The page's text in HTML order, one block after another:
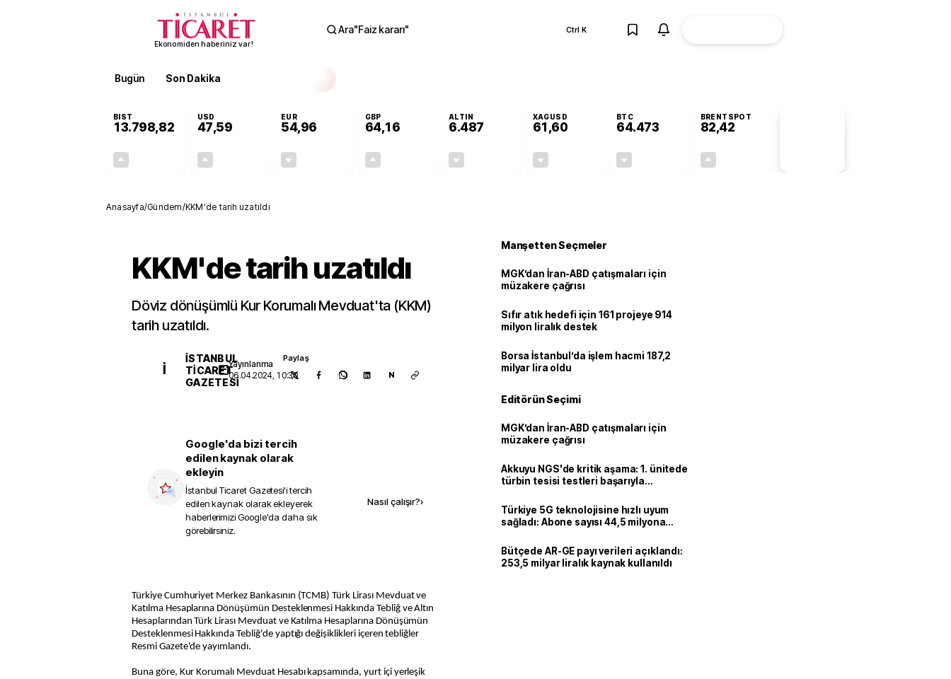
Ekonomiden haberiniz var!
Ara"Faiz kararı" Ctrl K
Bugün Son Dakika
BIST
13.798,82
USD
47,59
EUR
54,96
GBP
64,16
ALTIN
6.487
XAGUSD
61,60
BTC
64.473
BRENTSPOT
82,42
Anasayfa/Gündem/KKM'de tarih uzatıldı
KKM'de tarih uzatıldı
Döviz dönüşümlü Kur Korumalı Mevduat'ta (KKM)
tarih uzatıldı.
İ
İSTANBUL
TICARET
GAZETESI
Yayınlanma
06.04.2024, 10:30
Paylaş
N
Google'da bizi tercih
edilen kaynak olarak
ekleyin
İstanbul Ticaret Gazetesi'i tercih
edilen kaynak olarak ekleyerek
haberlerimizi Google'da daha sık
görebilirsiniz.
Nasıl çalışır?›
Türkiye Cumhuriyet Merkez Bankasının (TCMB) Türk Lirası Mevduat ve
Katılma Hesaplarına Dönüşümün Desteklenmesi Hakkında Tebliğ ve Altın
Hesaplarından Türk Lirası Mevduat ve Katılma Hesaplarına Dönüşümün
Desteklenmesi Hakkında Tebliğ'de yaptığı değişiklikleri içeren tebliğler
Resmi Gazete'de yayımlandı.
Buna göre, Kur Korumalı Mevduat Hesabı kapsamında, yurt içi yerleşik
Manşetten Seçmeler
MGK’dan İran-ABD çatışmaları için
müzakere çağrısı
Sıfır atık hedefi için 161 projeye 914
milyon liralık destek
Borsa İstanbul’da işlem hacmi 187,2
milyar lira oldu
Editörün Seçimi
MGK’dan İran-ABD çatışmaları için
müzakere çağrısı
Akkuyu NGS'de kritik aşama: 1. ünitede
türbin tesisi testleri başarıyla
Türkiye 5G teknolojisine hızlı uyum
sağladı: Abone sayısı 44,5 milyona
Bütçede AR-GE payı verileri açıklandı:
253,5 milyar liralık kaynak kullanıldı